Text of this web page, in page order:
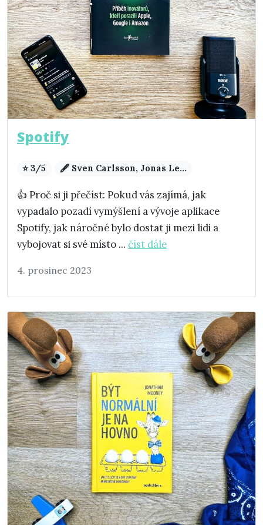
Spotify
⭐ 3/5 🖋️ Sven Carlsson, Jonas Le...
👍 Proč si ji přečíst: Pokud vás zajímá, jak
vypadalo pozadí vymýšlení a vývoje aplikace
Spotify, jak náročné bylo dostat ji mezi lidi a
vybojovat si své místo ... číst dále
4. prosinec 2023